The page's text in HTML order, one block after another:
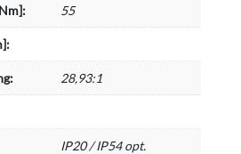
55
28,93:1
IP20 / IP54 opt.